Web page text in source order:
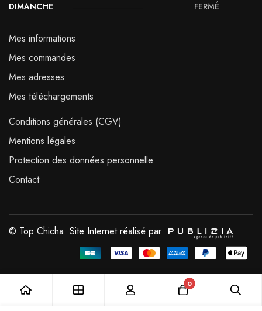
DIMANCHE
FERMÉ
Mes informations
Mes commandes
Mes adresses
Mes téléchargements
Conditions générales (CGV)
Mentions légales
Protection des données personnelle
Contact
© Top Chicha. Site Internet réalisé par
0